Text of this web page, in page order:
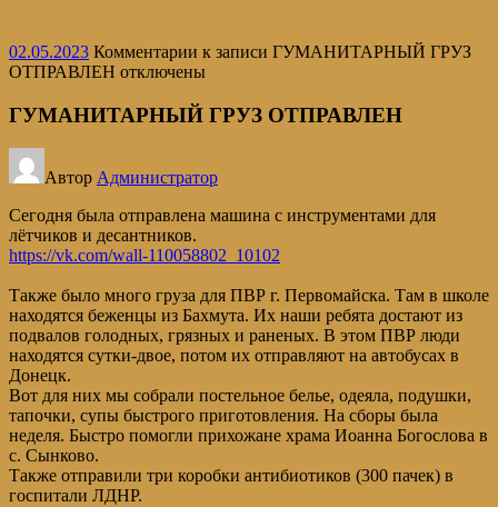
02.05.2023 Комментарии к записи ГУМАНИТАРНЫЙ ГРУЗ
ОТПРАВЛЕН отключены
ГУМАНИТАРНЫЙ ГРУЗ ОТПРАВЛЕН
Автор Администратор
Сегодня была отправлена машина с инструментами для
лётчиков и десантников.
https://vk.com/wall-110058802_10102
Также было много груза для ПВР г. Первомайска. Там в школе
находятся беженцы из Бахмута. Их наши ребята достают из
подвалов голодных, грязных и раненых. В этом ПВР люди
находятся сутки-двое, потом их отправляют на автобусах в
Донецк.
Вот для них мы собрали постельное белье, одеяла, подушки,
тапочки, супы быстрого приготовления. На сборы была
неделя. Быстро помогли прихожане храма Иоанна Богослова в
с. Сынково.
Также отправили три коробки антибиотиков (300 пачек) в
госпитали ЛДНР.